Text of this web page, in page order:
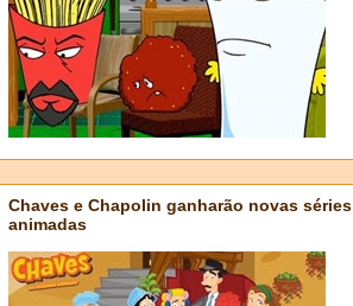
Chaves e Chapolin ganharão novas séries
animadas